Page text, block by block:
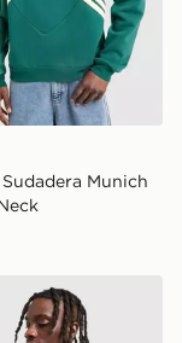
Munich
Sudadera